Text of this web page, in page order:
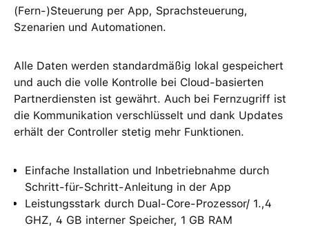
(Fern-)Steuerung per App, Sprachsteuerung,
Szenarien und Automationen.
Alle Daten werden standardmäßig lokal gespeichert
und auch die volle Kontrolle bei Cloud-basierten
Partnerdiensten ist gewährt. Auch bei Fernzugriff ist
die Kommunikation verschlüsselt und dank Updates
erhält der Controller stetig mehr Funktionen.
Einfache Installation und Inbetriebnahme durch
Schritt-für-Schritt-Anleitung in der App
Leistungsstark durch Dual-Core-Prozessor/ 1.,4
GHZ, 4 GB interner Speicher, 1 GB RAM